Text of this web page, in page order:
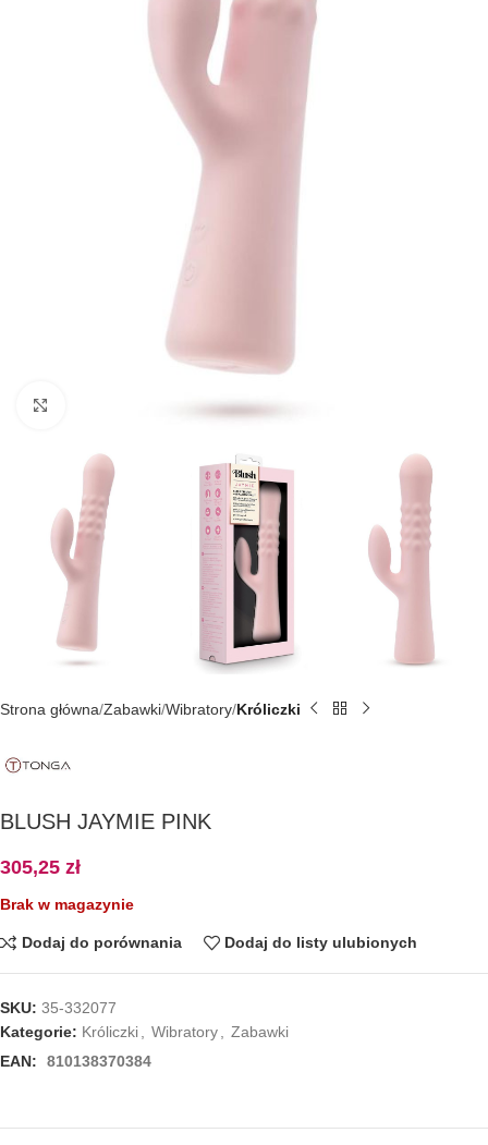
Kliknij, aby powiększyć
Strona główna Zabawki Wibratory Króliczki
BLUSH JAYMIE PINK
305,25 zł
Brak w magazynie
Dodaj do porównania Dodaj do listy ulubionych
SKU: 35-332077
Kategorie: Króliczki Wibratory
Zabawki
EAN:
810138370384